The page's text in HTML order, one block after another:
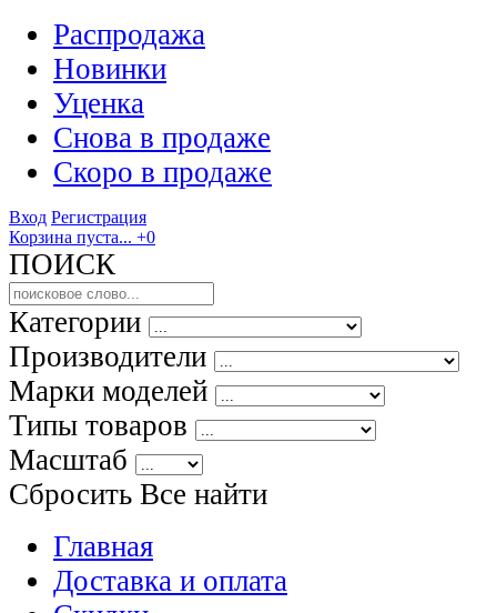
Распродажа
Новинки
Уценка
Снова в продаже
Скоро в продаже
Вход Регистрация
Корзина пуста... +0
ПОИСК
Категории
Производители
Марки моделей
Типы товаров
Масштаб
Сбросить Все найти
Главная
Доставка и оплата